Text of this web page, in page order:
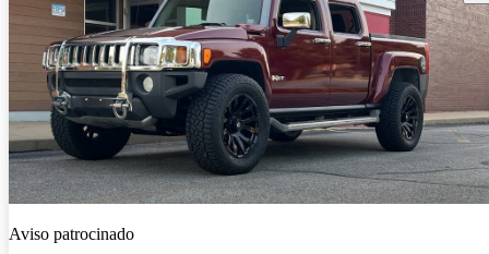
Aviso patrocinado